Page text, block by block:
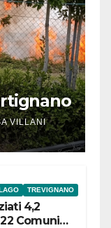
VILLANI
TREVIGNANO
4,2
Comuni